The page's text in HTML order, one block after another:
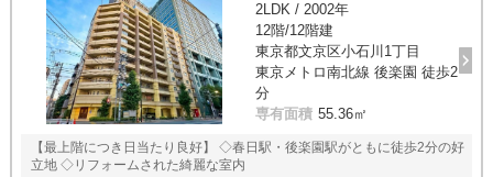
2LDK / 2002年
12階/12階建
東京都文京区小石川1丁目
東京メトロ南北線 後楽園 徒歩2
分
専有面積 55.36㎡
【最上階につき日当たり良好】 ◇春日駅・後楽園駅がともに徒歩2分の好
立地 ◇リフォームされた綺麗な室内